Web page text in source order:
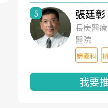
5 張廷
長庚醫
醫院
婦產科
我要